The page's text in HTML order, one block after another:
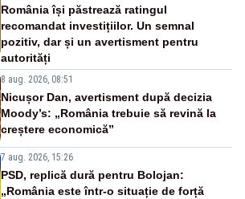
România își păstrează ratingul
recomandat investițiilor. Un semnal
pozitiv, dar și un avertisment pentru
autorități
8 aug. 2026, 08:51
Nicușor Dan, avertisment după decizia
Moody’s: „România trebuie să revină la
creștere economică”
7 aug. 2026, 15:26
PSD, replică dură pentru Bolojan:
„România este într-o situație de forță